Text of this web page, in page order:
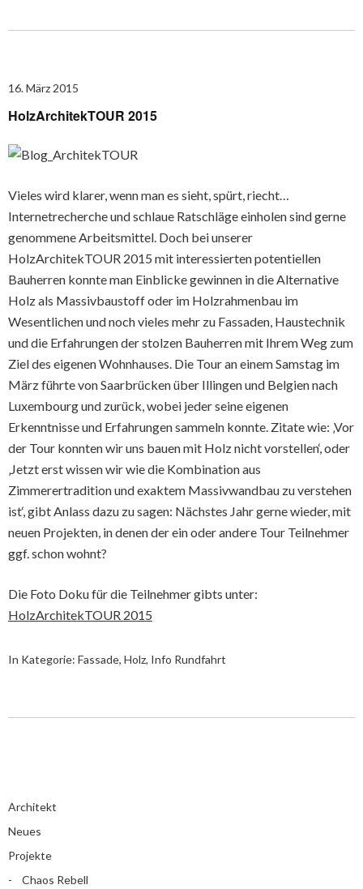
16. März 2015
HolzArchitekTOUR 2015
Vieles wird klarer, wenn man es sieht, spürt, riecht…
Internetrecherche und schlaue Ratschläge einholen sind gerne
genommene Arbeitsmittel. Doch bei unserer
HolzArchitekTOUR 2015 mit interessierten potentiellen
Bauherren konnte man Einblicke gewinnen in die Alternative
Holz als Massivbaustoff oder im Holzrahmenbau im
Wesentlichen und noch vieles mehr zu Fassaden, Haustechnik
und die Erfahrungen der stolzen Bauherren mit Ihrem Weg zum
Ziel des eigenen Wohnhauses. Die Tour an einem Samstag im
März führte von Saarbrücken über Illingen und Belgien nach
Luxembourg und zurück, wobei jeder seine eigenen
Erkenntnisse und Erfahrungen sammeln konnte. Zitate wie: ‚Vor
der Tour konnten wir uns bauen mit Holz nicht vorstellen‘, oder
‚Jetzt erst wissen wir wie die Kombination aus
Zimmerertradition und exaktem Massivwandbau zu verstehen
ist‘, gibt Anlass dazu zu sagen: Nächstes Jahr gerne wieder, mit
neuen Projekten, in denen der ein oder andere Tour Teilnehmer
ggf. schon wohnt?
Die Foto Doku für die Teilnehmer gibts unter:
HolzArchitekTOUR 2015
In Kategorie: Fassade, Holz, Info Rundfahrt
Architekt
Neues
Projekte
Chaos Rebell